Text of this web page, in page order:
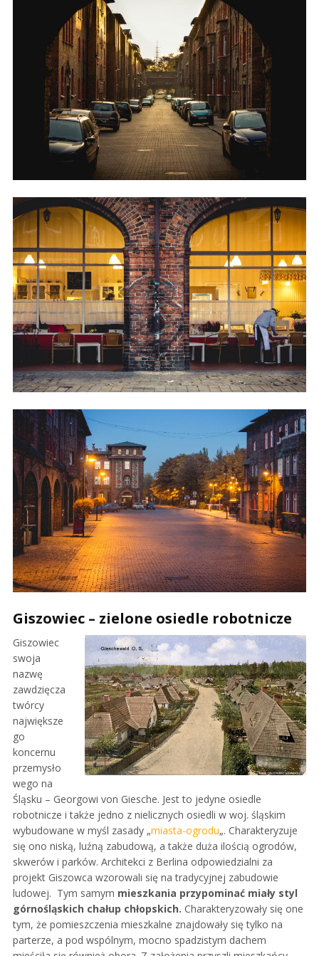
Giszowiec – zielone osiedle robotnicze
Giszowiec
swoja
nazwę
zawdzięcza
twórcy
największe
go
koncernu
przemysło
wego na
Śląsku – Georgowi von Giesche. Jest to jedyne osiedle
robotnicze i także jedno z nielicznych osiedli w woj. śląskim
wybudowane w myśl zasady „miasta-ogrodu„. Charakteryzuje
się ono niską, luźną zabudową, a także duża ilością ogrodów,
skwerów i parków. Architekci z Berlina odpowiedzialni za
projekt Giszowca wzorowali się na tradycyjnej zabudowie
ludowej. Tym samym mieszkania przypominać miały styl
górnośląskich chałup chłopskich. Charakteryzowały się one
tym, że pomieszczenia mieszkalne znajdowały się tylko na
parterze, a pod wspólnym, mocno spadzistym dachem